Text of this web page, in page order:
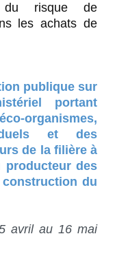
risque de
les achats de
publique sur
portant
organismes,
et des
de la filière à
producteur des
du
avril au 16 mai